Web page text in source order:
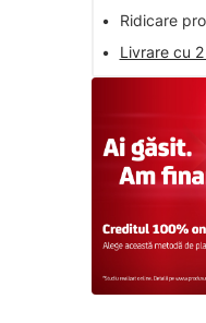
•
Ridicare
•
Livrare cu